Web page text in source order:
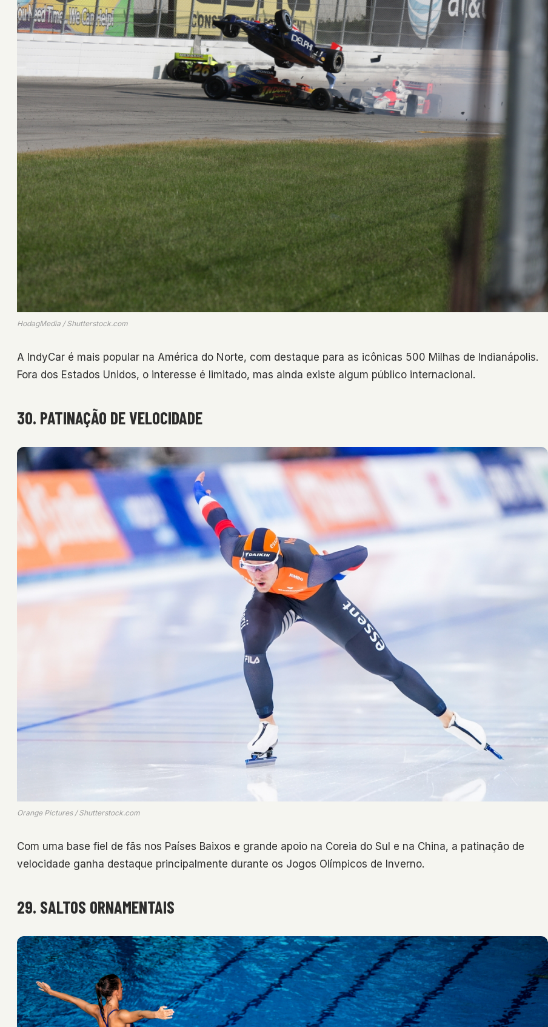
HodagMedia / Shutterstock.com
A IndyCar é mais popular na América do Norte, com destaque para as icônicas 500 Milhas de Indianápolis.
Fora dos Estados Unidos, o interesse é limitado, mas ainda existe algum público internacional.
30. PATINAÇÃO DE VELOCIDADE
Orange Pictures / Shutterstock.com
Com uma base fiel de fãs nos Países Baixos e grande apoio na Coreia do Sul e na China, a patinação de
velocidade ganha destaque principalmente durante os Jogos Olímpicos de Inverno.
29. SALTOS ORNAMENTAIS